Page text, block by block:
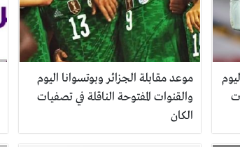
موعد مقابلة الجزائر وبوتسوانا اليوم
والقنوات المفتوحة الناقلة في تصفيات
الكان